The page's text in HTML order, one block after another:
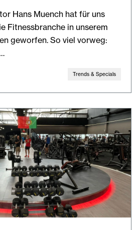
Hans Muench hat für uns
Fitnessbranche in unserem
geworfen. So viel vorweg:
Trends & Specials